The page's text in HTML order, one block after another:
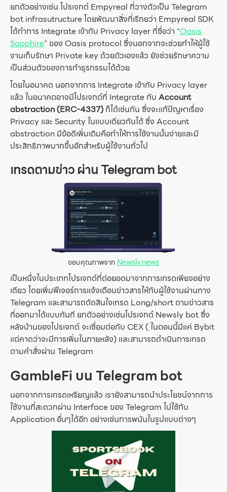
ยกตัวอย่างเช่น โปรเจกต์ Empyreal ที่วางตัวเป็น Telegram
bot infrasutructure โดยพัฒนาสิ่งที่เรีกยว่า Empyreal SDK
ได้ทำการ Integrate เข้ากับ Privacy layer ที่ชื่อว่า “Oasis
Sapphire” ของ Oasis protocol ซึ่งนอกจากจะช่วยทำให้ผู้ใช้
งานเก็บรักษา Private key ด้วยตัวเองแล้ว ยังช่วยรักษาความ
เป็นส่วนตัวของการทำธุรกรรมได้ด้วย
โดยในอนาคต นอกจากการ Integrate เข้ากับ Privacy layer
แล้ว ในอนาคตอาจมีโปรเจกต์ที่ Integrate กับ Account
abstraction(ERC-4337) ก็ได้เช่นกัน ซึ่งจะแก้ปัญหาเรื่อง
Privacy และ Security ในแบบเดียวกันได้ ซึ่ง Account
abstraction มีข้อดีเพิ่มเติมคือทำให้การใช้งานนั้นง่ายและมี
ประสิทธิภาพมากขึ้นอีกสำหรับผู้ใช้งานทั่วไป
เทรดตามข่าว ผ่าน Telegram bot
ขอบคุณภาพจากNewsly.news
เป็นหนึ่งในประเภทโปรเจกต์ที่ต่อยอดมาจากการเทรดเพียงอย่าง
เดียว โดยเพิ่มฟีเจอร์การแจ้งเตือนข่าวสารให้กับผู้ใช้งานผ่านทาง
Telegram และสามารถตัดสินใจเทรด Long/short ตามข่าวสาร
ที่ออกมาได้แบบทันที ยกตัวอย่างเช่นโปรเจกต์ Newsly bot ซึ่ง
หลังบ้านของโปรเจกต์ จะเชื่อมต่อกับ CEX ( ในตอนนี้มีแค่ Bybit
แต่คาดว่าจะมีการเพิ่มในภายหลัง) และสามารถดำเนินการเทรด
ตามคำสั่งผ่าน Telegram
GambleFi บน Telegram bot
นอกจากการเทรดเหรียญแล้ว เรายังสามารถนำประโยชน์จากการ
ใช้งานที่สะดวกผ่าน Interface ของ Telegram ไปใช้กับ
Application อื่นๆได้อีก อย่างเช่นการพนันในรูปแบบต่างๆ